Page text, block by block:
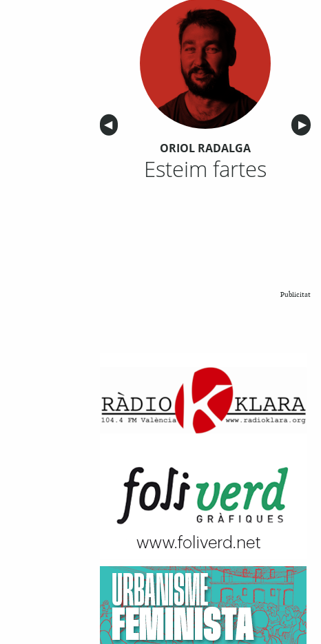
Anterior
◀︎ ▶︎
ORIOL RADALGA
Esteim fartes
Publicitat